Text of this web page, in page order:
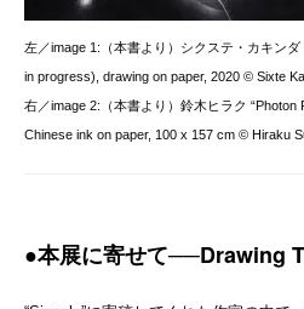
左／image 1:（本書より）シクステ・カキンダ
in progress), drawing on paper, 2020 © Sixte
右／image 2:（本書より）鈴⽊ヒラク “Photon
Chinese ink on paper, 100 x 157 cm © Hiraku
●本展に寄せて──Drawing